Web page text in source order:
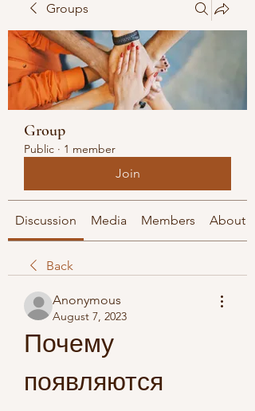
Groups
Group
Public · 1 member
Join
Discussion Media Members About
Back
Anonymous
August 7, 2023
Почему
появляются